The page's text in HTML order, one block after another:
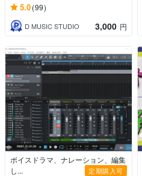
5.0(99)
D MUSIC STUDIO 3,000 円
ボイスドラマ、ナレーション、編集
し...
定期購入可